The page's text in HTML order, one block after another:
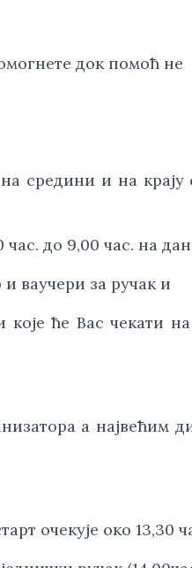
док помоћ не
средини и на крају
час. до 9,00 час. на дан
ваучери за ручак и
које ће Вас чекати
а највећим
очекује око 13,30